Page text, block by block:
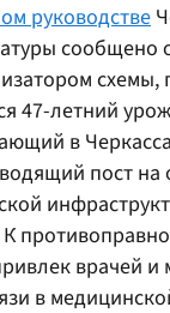
руководстве
сообщено
47-летний
в
пост на
врачей и
в